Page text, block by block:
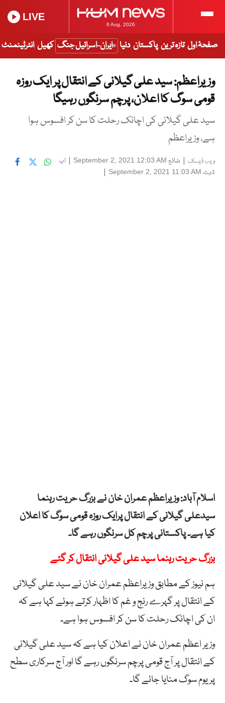
6 Aug, 2026
LIVE
صفحۂ اول تازہ ترین پاکستان دنیا ایران-اسرائیل جنگ کھیل انٹرٹینمنٹ
وزیراعظم: سید علی گیلانی کے انتقال پر ایک روزہ
قومی سوگ کا اعلان، پرچم سرنگوں رہیگا
سید علی گیلانی کی اچانک رحلت کا سن کر افسوس ہوا
ہے، وزیراعظم
ویب ڈیسک | شائع September 2, 2021 12:03 AM
| اپ
ڈیٹ September 2, 2021 11:03 AM
|
اسلام آباد: وزیراعظم عمران خان نے بزرگ حریت رہنما
سیدعلی گیلانی کے انتقال پرایک روزہ قومی سوگ کا اعلان
کیا ہے۔ پاکستانی پرچم کل سرنگوں رہے گا۔
بزرگ حریت رہنما سید علی گیلانی انتقال کر گئے
ہم نیوز کے مطابق وزیراعظم عمران خان نے سید علی گیلانی
کے انتقال پر گہرے رنج و غم کا اظہار کرتے ہوئے کہا ہے کہ
ان کی اچانک رحلت کا سن کر افسوس ہوا ہے۔
وزیر اعظم عمران خان نے اعلان کیا ہے کہ سید علی گیلانی
کے انتقال پر آج قومی پرچم سرنگوں رہے گا اور آج سرکاری سطح
پر یوم سوگ منایا جائے گا۔